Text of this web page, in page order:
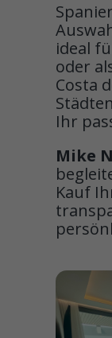
ideal
oder
Costa
Ihr
Mike
Kauf